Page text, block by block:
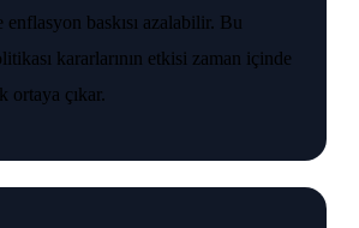
baskısı azalabilir. Bu
kararlarının etkisi zaman içinde
ortaya çıkar.